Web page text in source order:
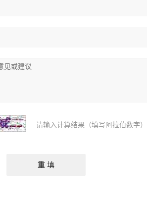
请输入计算结果（填写阿拉伯数字